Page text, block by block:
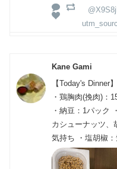
Kane Gami
【Today's Dinner
・鶏胸肉(挽肉)：
・納豆：1パック
カシューナッツ、
気持ち ・塩胡椒